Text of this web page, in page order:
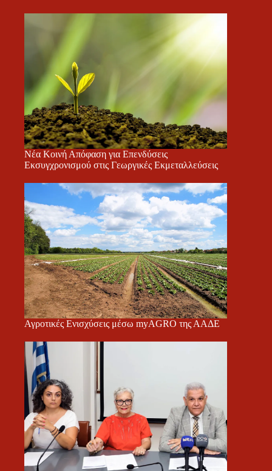
Νέα Κοινή Απόφαση για Επενδύσεις
Εκσυγχρονισμού στις Γεωργικές Εκμεταλλεύσεις
Αγροτικές Ενισχύσεις μέσω myAGRO της ΑΑΔΕ